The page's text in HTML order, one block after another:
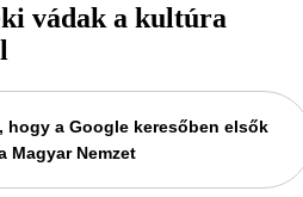
vádak a kultúra
hogy a Google keresőben elsők
Magyar Nemzet